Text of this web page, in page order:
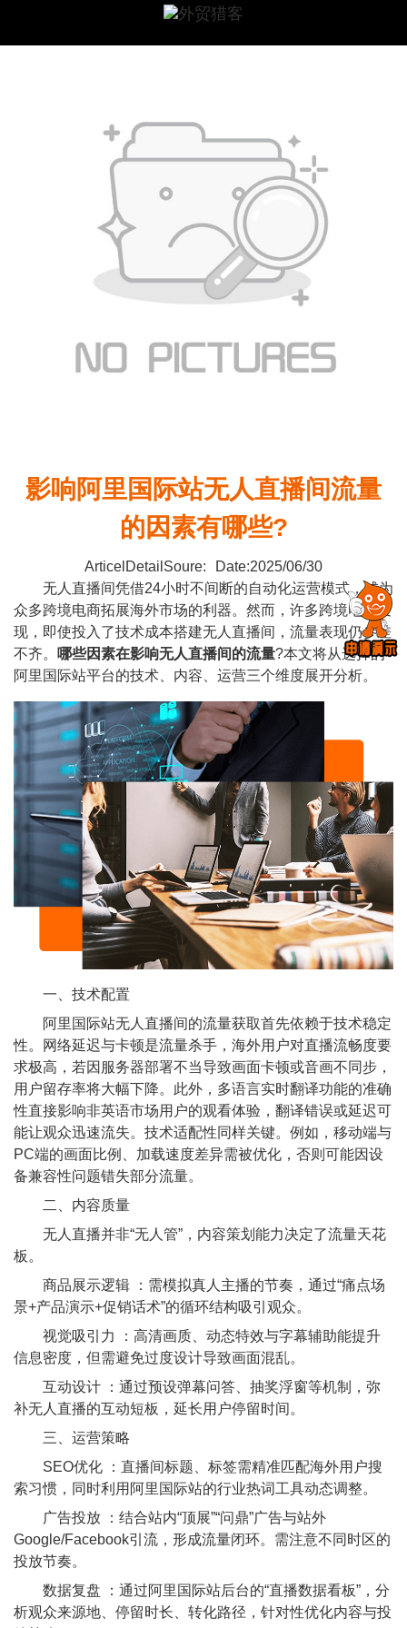
影响阿里国际站无人直播间流量
的因素有哪些?
ArticelDetailSoure:
Date:2025/06/30
无人直播间凭借24小时不间断的自动化运营模式，成为
众多跨境电商拓展海外市场的利器。然而，许多跨境电商发
现，即使投入了技术成本搭建无人直播间，流量表现仍参差
不齐。
哪些因素在影响无人直播间的流量?本文将从选择的
阿里国际站平台的技术、内容、运营三个维度展开分析。
一、技术配置
阿里国际站无人直播间的流量获取首先依赖于技术稳定
性。网络延迟与卡顿是流量杀手，海外用户对直播流畅度要
求极高，若因服务器部署不当导致画面卡顿或音画不同步，
用户留存率将大幅下降。此外，多语言实时翻译功能的准确
性直接影响非英语市场用户的观看体验，翻译错误或延迟可
能让观众迅速流失。技术适配性同样关键。例如，移动端与
PC端的画面比例、加载速度差异需被优化，否则可能因设
备兼容性问题错失部分流量。
二、内容质量
无人直播并非“无人管”，内容策划能力决定了流量天花
板。
商品展示逻辑 ：需模拟真人主播的节奏，通过“痛点场
景+产品演示+促销话术”的循环结构吸引观众。
视觉吸引力 ：高清画质、动态特效与字幕辅助能提升
信息密度，但需避免过度设计导致画面混乱。
互动设计 ：通过预设弹幕问答、抽奖浮窗等机制，弥
补无人直播的互动短板，延长用户停留时间。
三、运营策略
SEO优化 ：直播间标题、标签需精准匹配海外用户搜
索习惯，同时利用阿里国际站的行业热词工具动态调整。
广告投放 ：结合站内“顶展”“问鼎”广告与站外
Google/Facebook引流，形成流量闭环。需注意不同时区的
投放节奏。
数据复盘 ：通过阿里国际站后台的“直播数据看板”，分
析观众来源地、停留时长、转化路径，针对性优化内容与投